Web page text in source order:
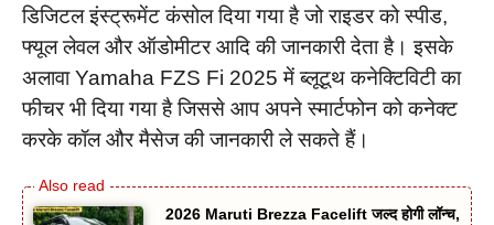
डिजिटल इंस्ट्रूमेंट कंसोल दिया गया है जो राइडर को स्पीड,
फ्यूल लेवल और ऑडोमीटर आदि की जानकारी देता है। इसके
अलावा Yamaha FZS Fi 2025 में ब्लूटूथ कनेक्टिविटी का
फीचर भी दिया गया है जिससे आप अपने स्मार्टफोन को कनेक्ट
करके कॉल और मैसेज की जानकारी ले सकते हैं।
2026 Maruti Brezza Facelift जल्द होगी लॉन्च,